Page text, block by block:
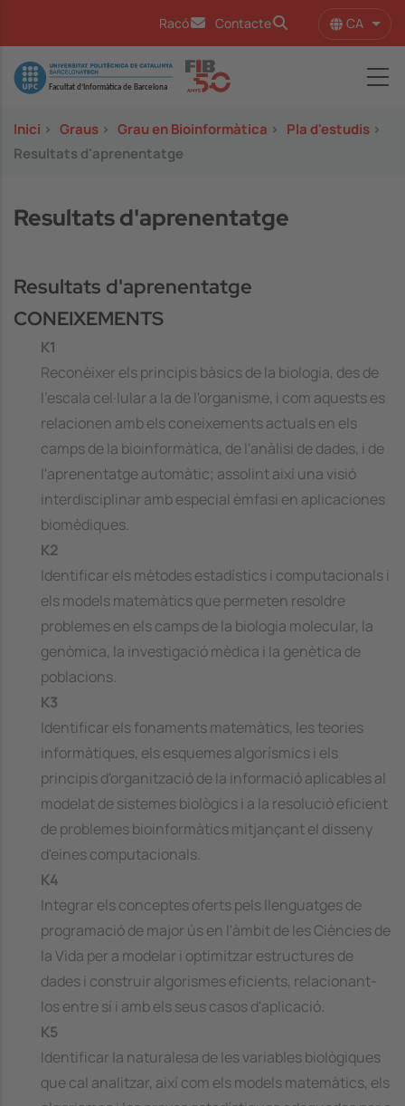
Racó Contacte CA
Image
Inici > Graus > Grau en Bioinformàtica > Pla d'estudis >
Resultats d'aprenentatge
Resultats d'aprenentatge
Resultats d'aprenentatge
CONEIXEMENTS
K1
Reconèixer els principis bàsics de la biologia, des de
l'escala cel·lular a la de l'organisme, i com aquests es
relacionen amb els coneixements actuals en els
camps de la bioinformàtica, de l'anàlisi de dades, i de
l'aprenentatge automàtic; assolint així una visió
interdisciplinar amb especial èmfasi en aplicaciones
biomèdiques.
K2
Identificar els mètodes estadístics i computacionals i
els models matemàtics que permeten resoldre
problemes en els camps de la biologia molecular, la
genòmica, la investigació mèdica i la genètica de
poblacions.
K3
Identificar els fonaments matemàtics, les teories
informàtiques, els esquemes algorísmics i els
principis d'organització de la informació aplicables al
modelat de sistemes biològics i a la resolució eficient
de problemes bioinformàtics mitjançant el disseny
d'eines computacionals.
K4
Integrar els conceptes oferts pels llenguatges de
programació de major ús en l'àmbit de les Ciències de
la Vida per a modelar i optimitzar estructures de
dades i construir algorismes eficients, relacionant-
los entre sí i amb els seus casos d'aplicació.
K5
Identificar la naturalesa de les variables biològiques
que cal analitzar, així com els models matemàtics, els